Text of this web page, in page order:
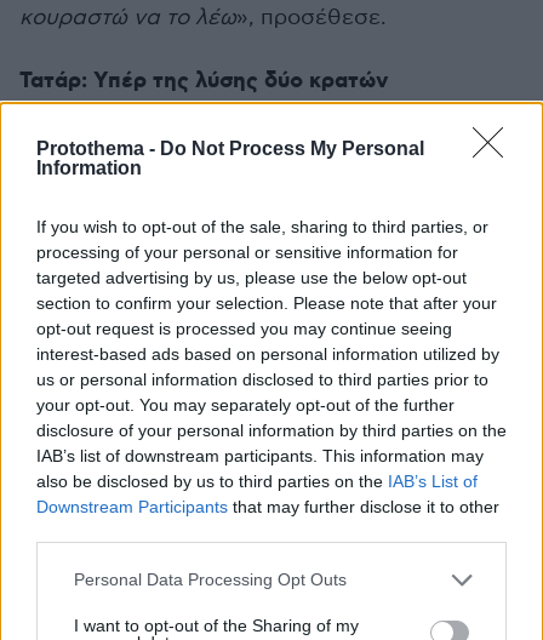
Protothema - Do Not Process My Personal
Information
If you wish to opt-out of the sale, sharing to third parties, or
processing of your personal or sensitive information for
targeted advertising by us, please use the below opt-out
section to confirm your selection. Please note that after your
opt-out request is processed you may continue seeing
interest-based ads based on personal information utilized by
us or personal information disclosed to third parties prior to
your opt-out. You may separately opt-out of the further
disclosure of your personal information by third parties on the
IAB’s list of downstream participants. This information may
also be disclosed by us to third parties on the IAB’s List of
Downstream Participants that may further disclose it to other
Please note that this website/app uses one or more Google
not limited to your visit or usage behaviour. You may click to
Personal Data Processing Opt Outs
I want to opt-out of the Sharing of my
κουραστώ να το λέω», προσέθεσε.
Τατάρ: Υπέρ της λύσης δύο κρατών
Ο Τουρκοκύπριος ηγέτηςΕρσίν Τατάρστην
ομιλία του για την επέτειο ανακήρυξης του
πλευρά είναι έτοιμη να επιστρέψει στο τραπέζι
των συνομιλιών, αλλά υπό τηνπροϋπόθεση
θα συζητηθούν και άλλα μοντέλα λύσης πλην
της διζωνικής δικοινοτικής ομοσπονδίας.
Ο Τατάρ υποστήριξε ότι η ομοσπονδιακή λύση
δεν είναι πλεόν εφικτή. Λόγω της στάσης της
ελληνοκυπριακής πλευράς η οποία δεν
αποδέχεται την πολιτική ισότητα των
Τουρκοκυπρίων. Κατά την έκφρασή του «
Κύπρο πρέπει να συνεργαστούν στη βάση των
πραγματικοτήτων
». Δήλωσε έτοιμος να κάνει